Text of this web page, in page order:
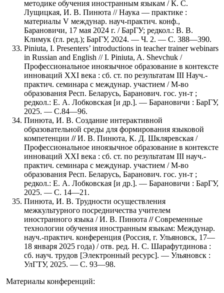
методике обучения иностранным языкам / К. С.
Лущицкая, И. В. Пинюта // Наука — практике :
материалы V междунар. науч-практич. конф.,
Барановичи, 17 мая 2024 г. / БарГУ; редкол.: В. В.
Климук (гл. ред.); БарГУ, 2024. — Ч. 2. — С. 388—390.
Piniuta, I. Presenters’ introductions in teacher trainer webinars
in Russian and English // I. Piniuta, A. Shevchuk /
Профессиональное иноязычное образование в контексте
инноваций XXI века : сб. ст. по результатам III Науч.-
практич. семинара с междунар. участием / М-во
образования Респ. Беларусь, Баранович. гос. ун-т ;
редкол.: Е. А. Лобковская [и др.]. — Барановичи : БарГУ,
2025. — С.84—96.
Пинюта, И. В. Создание интерактивной
образовательной среды для формирования языковой
компетенции //И. В. Пинюта, К. Д. Шкляревская /
Профессиональное иноязычное образование в контексте
инноваций XXI века : сб. ст. по результатам III науч.-
практич. семинара с междунар. участием / М-во
образования Респ. Беларусь, Баранович. гос. ун-т ;
редкол.: Е. А. Лобковская [и др.]. — Барановичи : БарГУ,
2025. — С. 14—21.
Пинюта, И. В. Трудности осуществления
межкультурного посредничества учителем
иностранного языка / И. В. Пинюта //Современные
технологии обучения иностранным языкам: Междунар.
науч.-практич. конференция (Россия, г. Ульяновск, 17—
18 января 2025 года) / отв. ред. Н. С. Шарафутдинова :
сб. науч. трудов [Электронный ресурс]. — Ульяновск :
УлГТУ, 2025. — С. 93—98.
Материалы конференций: